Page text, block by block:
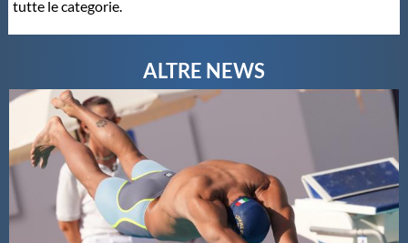
GUG
Scuole Nuoto
Propaganda
Centri Federali
tutte le categorie.